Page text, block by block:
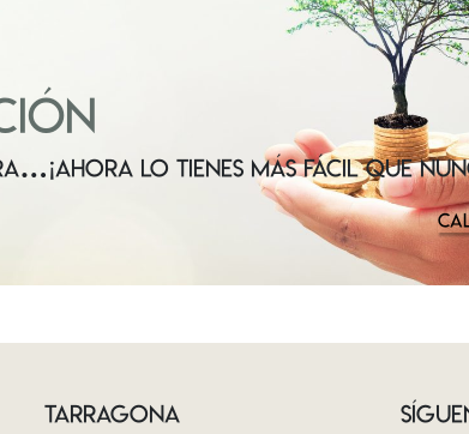
LO TIENES MÁS FÁCIL QUE
TARRAGONA